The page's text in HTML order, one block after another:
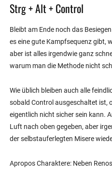
Strg + Alt + Control
Bleibt am Ende noch das
es eine gute Kampfsequenz gibt,
aber ist alles irgendwie ganz
warum man die Methode nicht
Wie üblich bleiben auch alle
sobald Control ausgeschaltet ist,
eigentlich nicht sicher sein kann.
Luft nach oben gegeben, aber
der selbstauferlegten Misere
Apropos Charaktere: Neben